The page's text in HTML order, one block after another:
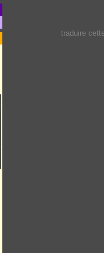
traduire